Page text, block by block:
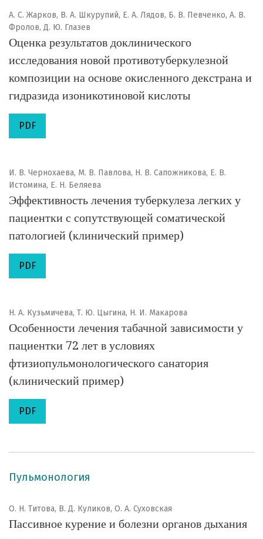
А. С. Жарков, В. А. Шкурупий, Е. А. Лядов, Б. В. Певченко, А. В.
Фролов, Д. Ю. Глазев
Оценка результатов доклинического
исследования новой противотуберкулезной
композиции на основе окисленного декстрана и
гидразида изоникотиновой кислоты
PDF
И. В. Чернохаева, М. В. Павлова, Н. В. Сапожникова, Е. В.
Истомина, Е. Н. Беляева
Эффективность лечения туберкулеза легких у
пациентки с сопутствующей соматической
патологией (клинический пример)
PDF
Н. А. Кузьмичева, Т. Ю. Цыгина, Н. И. Макарова
Особенности лечения табачной зависимости у
пациентки 72 лет в условиях
фтизиопульмонологического санатория
(клинический пример)
PDF
Пульмонология
О. Н. Титова, В. Д. Куликов, О. А. Суховская
Пассивное курение и болезни органов дыхания